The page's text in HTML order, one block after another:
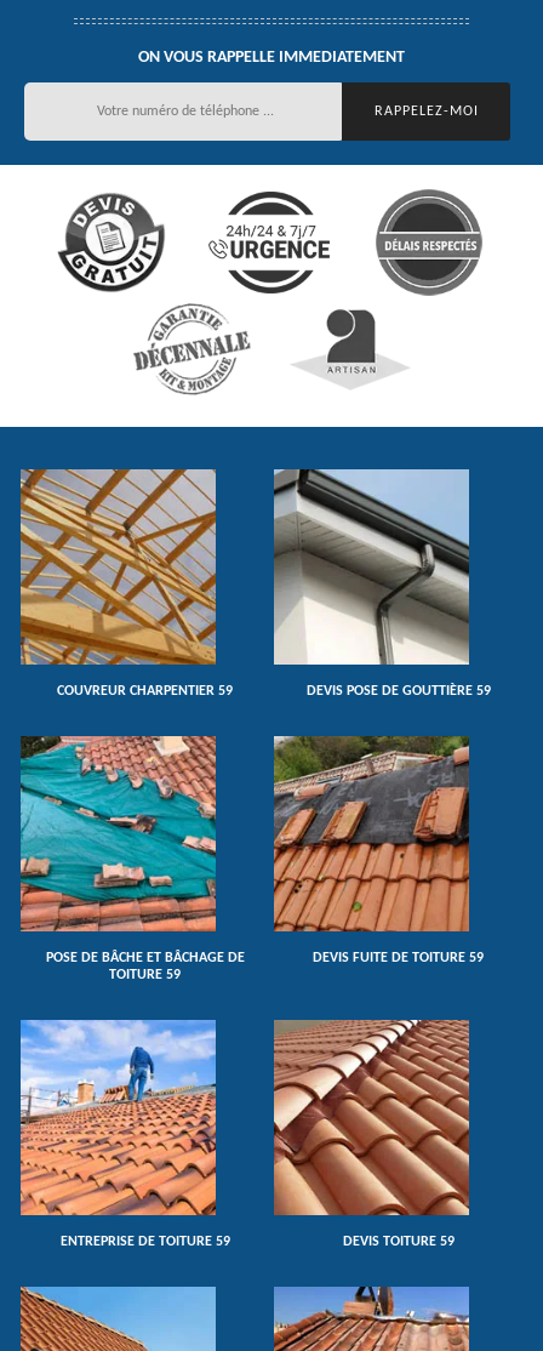
ON VOUS RAPPELLE IMMEDIATEMENT
COUVREUR CHARPENTIER 59 DEVIS POSE DE GOUTTIÈRE 59
POSE DE BÂCHE ET BÂCHAGE DE
TOITURE 59
DEVIS FUITE DE TOITURE 59
ENTREPRISE DE TOITURE 59 DEVIS TOITURE 59